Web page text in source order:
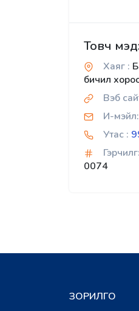
Товч
Хаяг :
бичил
Вэб
И-мэйл:
Утас :
0074
ЗОРИЛГО